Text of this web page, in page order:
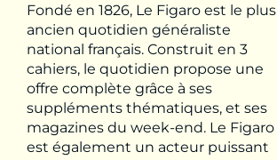
Fondé en 1826, Le Figaro est le plus
ancien quotidien généraliste
national français. Construit en 3
cahiers, le quotidien propose une
offre complète grâce à ses
suppléments thématiques, et ses
magazines du week-end. Le Figaro
est également un acteur puissant